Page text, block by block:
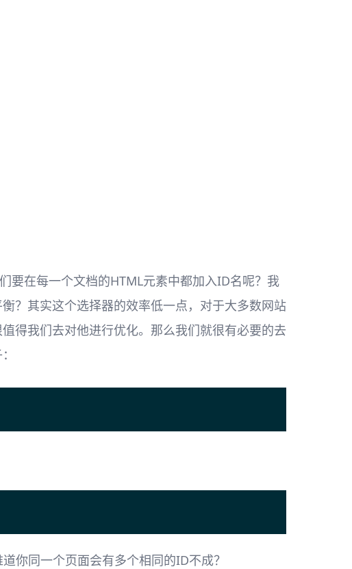
要在每一个文档的HTML元素中都加入ID名呢？我
？其实这个选择器的效率低一点，对于大多数网站
得我们去对他进行优化。那么我们就很有必要的去
你同一个页面会有多个相同的ID不成？